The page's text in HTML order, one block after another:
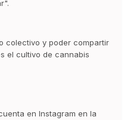
colectivo y poder compartir
el cultivo de cannabis
en Instagram en la